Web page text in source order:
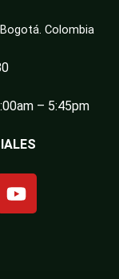
Colombia
– 5:45pm